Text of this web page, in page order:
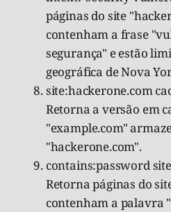
páginas do site
contenham a frase
segurança" e estão
geográfica de Nova
site:hackerone.com
Retorna a versão em
"example.com"
"hackerone.com".
contains:password
Retorna páginas do
contenham a palavra